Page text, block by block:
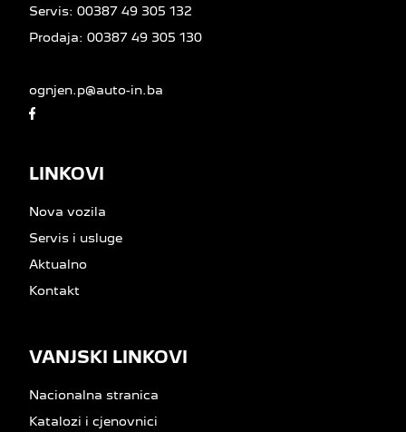
Servis: 00387 49 305 132
Prodaja: 00387 49 305 130
ognjen.p@auto-in.ba
LINKOVI
Nova vozila
Servis i usluge
Aktualno
Kontakt
VANJSKI LINKOVI
Nacionalna stranica
Katalozi i cjenovnici